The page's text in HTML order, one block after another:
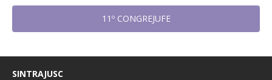
11º CONGREJUFE
SINTRAJUSC